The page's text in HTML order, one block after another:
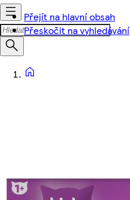
Přejít na hlavní obsah
Přeskočit na vyhledávání